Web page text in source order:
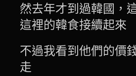
然去年才到過韓國，
這裡的韓食接續起來
不過我看到他們的價
走